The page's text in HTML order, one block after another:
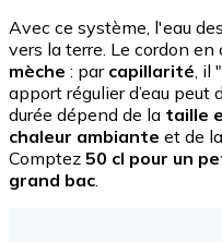
Avec ce système, l'eau
vers la terre. Le cordon
mèche : par capillarité ,
apport régulier d’eau peut
durée dépend de la taille
chaleur ambiante et de la
Comptez 50 cl pour un
grand bac